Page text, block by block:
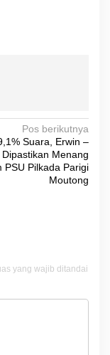
Pos berikutnya
Suara, Erwin –
Menang
PSU Pilkada Parigi
Moutong
yang wajib ditandai